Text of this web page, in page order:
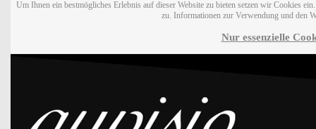
Um Ihnen ein bestmögliches Erlebnis auf dieser Website zu bieten setzen wir Cookies
zu. Informationen zur Verwendung und den
Nur essenzielle